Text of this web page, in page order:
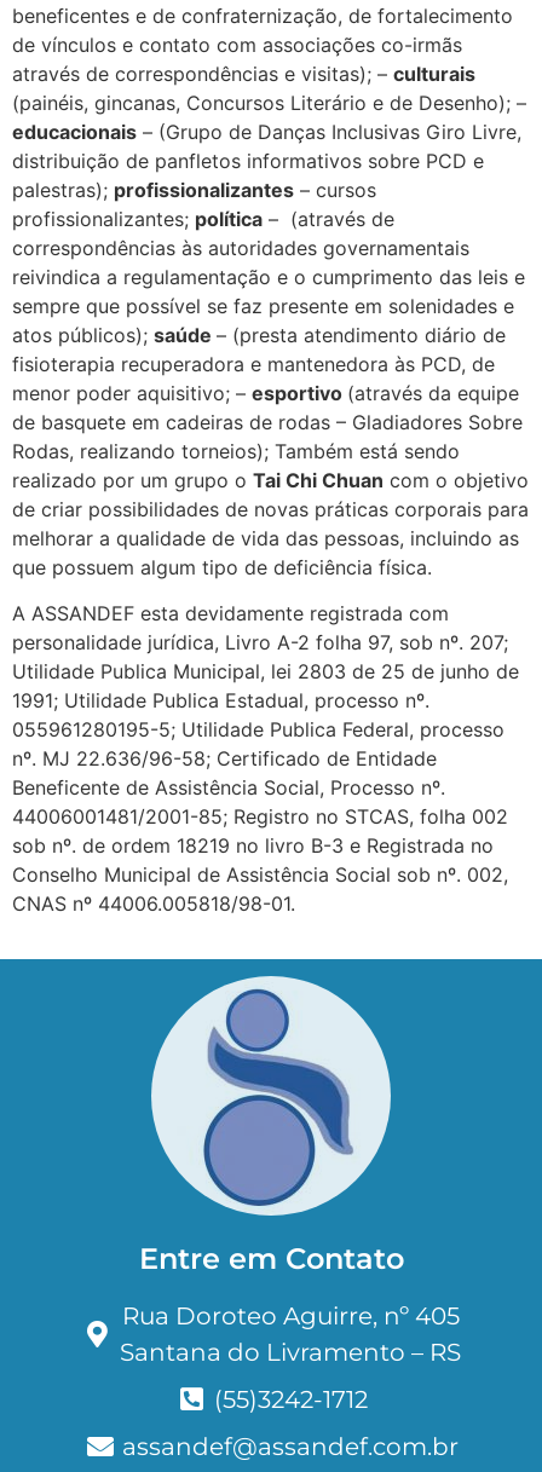
beneficentes e de confraternização, de fortalecimento
de vínculos e contato com associações co-irmãs
através de correspondências e visitas); – culturais
(painéis, gincanas, Concursos Literário e de Desenho); –
educacionais – (Grupo de Danças Inclusivas Giro Livre,
distribuição de panfletos informativos sobre PCD e
palestras); profissionalizantes – cursos
profissionalizantes; política – (através de
correspondências às autoridades governamentais
reivindica a regulamentação e o cumprimento das leis e
sempre que possível se faz presente em solenidades e
atos públicos); saúde – (presta atendimento diário de
fisioterapia recuperadora e mantenedora às PCD, de
menor poder aquisitivo; – esportivo (através da equipe
de basquete em cadeiras de rodas – Gladiadores Sobre
Rodas, realizando torneios); Também está sendo
realizado por um grupo o Tai Chi Chuan com o objetivo
de criar possibilidades de novas práticas corporais para
melhorar a qualidade de vida das pessoas, incluindo as
que possuem algum tipo de deficiência física.
A ASSANDEF esta devidamente registrada com
personalidade jurídica, Livro A-2 folha 97, sob nº. 207;
Utilidade Publica Municipal, lei 2803 de 25 de junho de
1991; Utilidade Publica Estadual, processo nº.
055961280195-5; Utilidade Publica Federal, processo
nº. MJ 22.636/96-58; Certificado de Entidade
Beneficente de Assistência Social, Processo nº.
44006001481/2001-85; Registro no STCAS, folha 002
sob nº. de ordem 18219 no livro B-3 e Registrada no
Conselho Municipal de Assistência Social sob nº. 002,
CNAS nº 44006.005818/98-01.
Entre em Contato
Rua Doroteo Aguirre, nº 405
Santana do Livramento – RS
(55)3242-1712
assandef@assandef.com.br